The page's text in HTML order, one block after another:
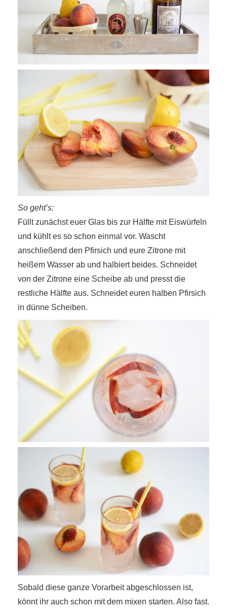
So geht’s:
Füllt zunächst euer Glas bis zur Hälfte mit Eiswürfeln
und kühlt es so schon einmal vor. Wascht
anschließend den Pfirsich und eure Zitrone mit
heißem Wasser ab und halbiert beides. Schneidet
von der Zitrone eine Scheibe ab und presst die
restliche Hälfte aus. Schneidet euren halben Pfirsich
in dünne Scheiben.
Sobald diese ganze Vorarbeit abgeschlossen ist,
könnt ihr auch schon mit dem mixen starten. Also fast.